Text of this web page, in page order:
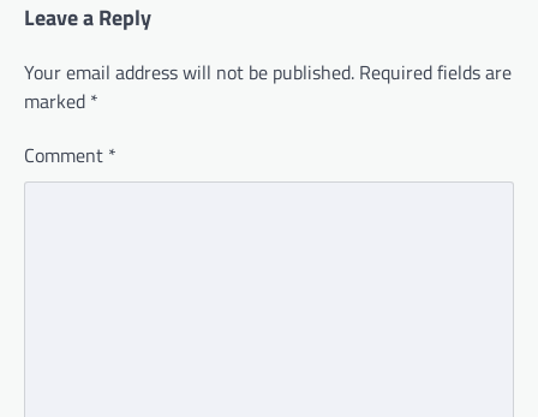
Leave a Reply
Your email address will not be published. Required fields are
marked *
Comment *